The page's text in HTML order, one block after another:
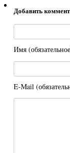
Добавить
Имя
E-Mail